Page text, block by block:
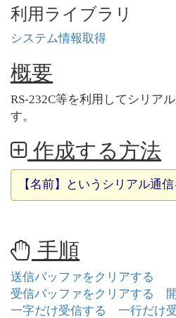
利用ライブラリ
システム情報取得
概要
RS-232C等を利用してシリア
す。
作成する方法
【名前】というシリアル通
手順
送信バッファをクリアする
受信バッファをクリアする
一字だけ受信する
一行だけ